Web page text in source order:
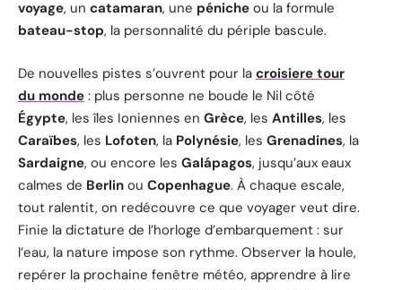
voyage, un catamaran, une péniche ou la formule
bateau-stop, la personnalité du périple bascule.
De nouvelles pistes s’ouvrent pour la croisiere tour
du monde : plus personne ne boude le Nil côté
Égypte, les îles Ioniennes en Grèce, les Antilles, les
Caraïbes, les Lofoten, la Polynésie, les Grenadines, la
Sardaigne, ou encore les Galápagos, jusqu’aux eaux
calmes de Berlin ou Copenhague. À chaque escale,
tout ralentit, on redécouvre ce que voyager veut dire.
Finie la dictature de l’horloge d’embarquement : sur
l’eau, la nature impose son rythme. Observer la houle,
repérer la prochaine fenêtre météo, apprendre à lire